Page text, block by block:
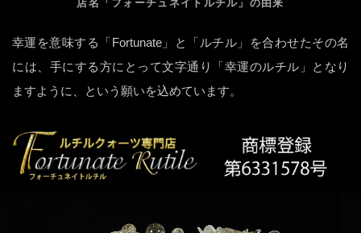
店名「フォーチュネイトルチル」の由来
幸運を意味する「Fortunate」と「ルチル」を合わせたその名
には、手にする方にとって文字通り「幸運のルチル」となり
ますように、という願いを込めています。